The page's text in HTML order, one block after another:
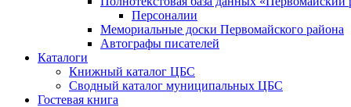
Персоналии
Мемориальные доски Первомайского района
Автографы писателей
Каталоги
Книжный каталог ЦБС
Сводный каталог муниципальных ЦБС
Гостевая книга